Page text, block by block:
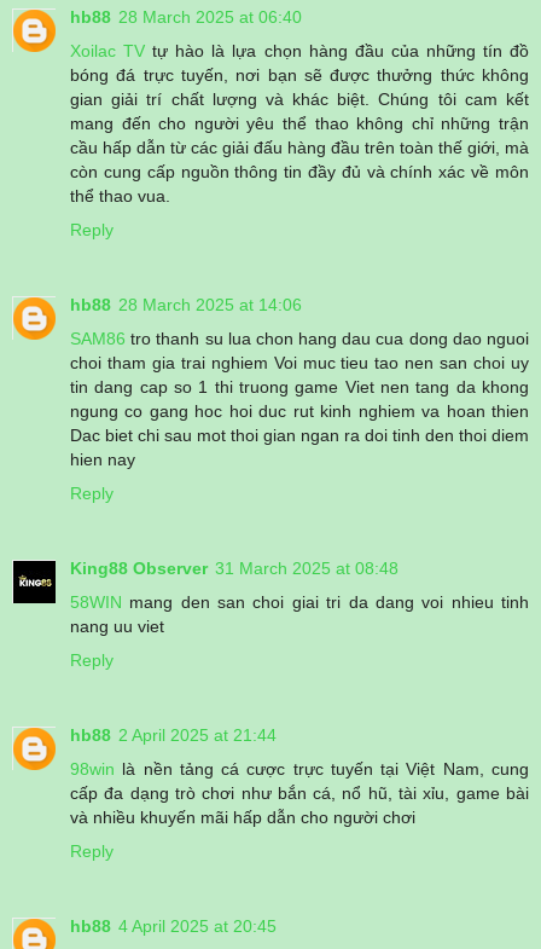
hb88 28 March 2025 at 06:40
Xoilac TV tự hào là lựa chọn hàng đầu của những tín đồ
bóng đá trực tuyến, nơi bạn sẽ được thưởng thức không
gian giải trí chất lượng và khác biệt. Chúng tôi cam kết
mang đến cho người yêu thể thao không chỉ những trận
cầu hấp dẫn từ các giải đấu hàng đầu trên toàn thế giới, mà
còn cung cấp nguồn thông tin đầy đủ và chính xác về môn
thể thao vua.
Reply
hb88 28 March 2025 at 14:06
SAM86 tro thanh su lua chon hang dau cua dong dao nguoi
choi tham gia trai nghiem Voi muc tieu tao nen san choi uy
tin dang cap so 1 thi truong game Viet nen tang da khong
ngung co gang hoc hoi duc rut kinh nghiem va hoan thien
Dac biet chi sau mot thoi gian ngan ra doi tinh den thoi diem
hien nay
Reply
King88 Observer 31 March 2025 at 08:48
58WIN mang den san choi giai tri da dang voi nhieu tinh
nang uu viet
Reply
hb88 2 April 2025 at 21:44
98win là nền tảng cá cược trực tuyến tại Việt Nam, cung
cấp đa dạng trò chơi như bắn cá, nổ hũ, tài xỉu, game bài
và nhiều khuyến mãi hấp dẫn cho người chơi
Reply
hb88 4 April 2025 at 20:45